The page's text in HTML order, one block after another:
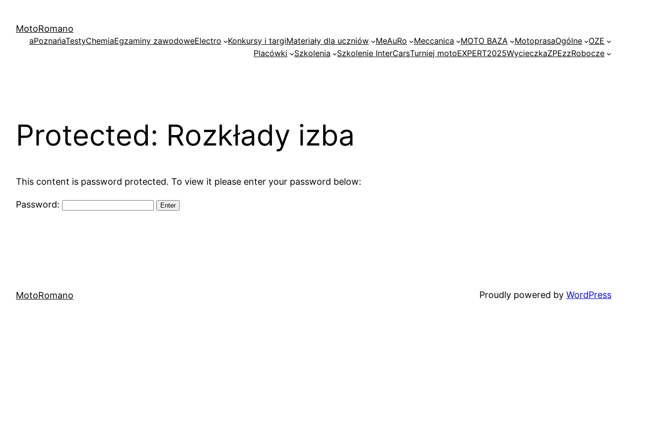
content
MotoRomano
aPoznańaTestyChemiaEgzaminy zawodoweElectro Konkursy i targiMateriały dla uczniów MeAuRo Meccanica MOTO BAZA MotoprasaOgólne
OZE
Placówki
Szkolenia Szkolenie InterCarsTurniej motoEXPERT2025WycieczkaZPEzzRobocze
Protected: Rozkłady izba
This content is password protected. To view it please enter your password below:
Password:
MotoRomano Proudly powered by WordPress